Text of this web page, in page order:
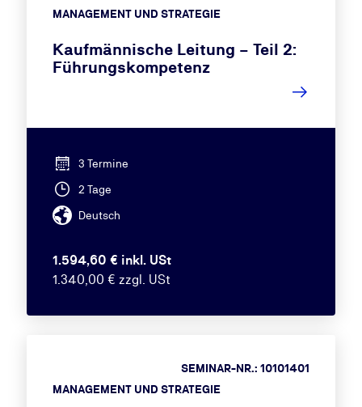
MANAGEMENT UND STRATEGIE
Kaufmännische Leitung – Teil 2:
Führungskompetenz
3 Termine
2 Tage
Deutsch
1.594,60 € inkl. USt
1.340,00 € zzgl. USt
MANAGEMENT UND STRATEGIE
SEMINAR-NR.: 10101401